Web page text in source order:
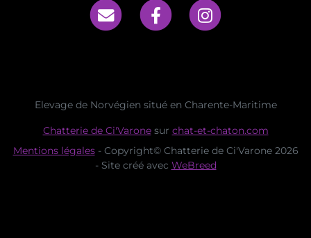
Elevage de Norvégien situé en Charente-Maritime
Chatterie de Ci'Varonesur chat-et-chaton.com
Mentions légales- Copyright© Chatterie de Ci'Varone 2026
- Site créé avec WeBreed